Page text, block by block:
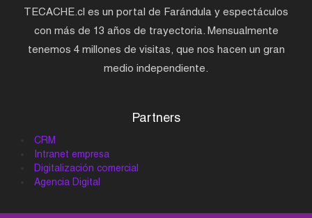
TECACHE.cl es un portal de Farándula y espectáculos
con más de 13 años de trayectoria. Mensualmente
tenemos 4 millones de visitas, que nos hacen un gran
medio independiente.
Partners
CRM
Intranet empresa
Digitalización comercial
Agencia Digital